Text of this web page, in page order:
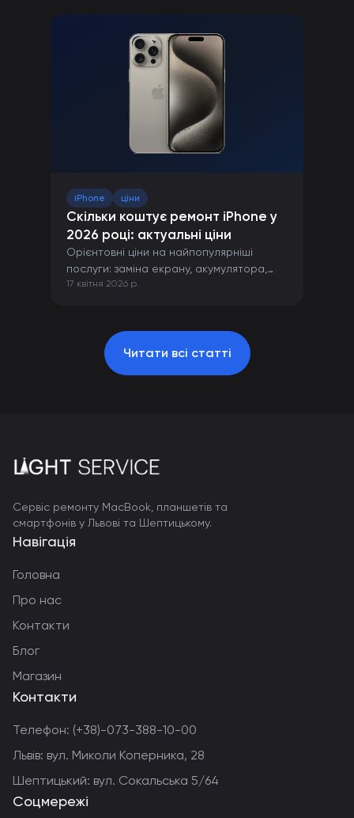
iPhone ціни
Скільки коштує ремонт iPhone у
2026 році: актуальні ціни
Орієнтовні ціни на найпопулярніші
послуги: заміна екрану, акумулятора,
камери та інших компонентів iPhone.
17 квітня 2026 р.
Читати всі статті
Сервіс ремонту MacBook, планшетів та
смартфонів у Львові та Шептицькому.
Навігація
Головна
Про нас
Контакти
Блог
Магазин
Контакти
Телефон: (+38)-073-388-10-00
Львів: вул. Миколи Коперника, 28
Шептицький: вул. Сокальська 5/64
Соцмережі